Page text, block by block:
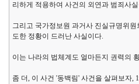
리하게 적용하여 사건의 외연과 범죄사
그리고 국가정보원 과거사 진실규명위
도한 정황이 드러난 사실이다.
이는 나라의 법체계도 얼마든지 권력의
좀 더, 이 사건 '동백림' 사건을 살펴보자,